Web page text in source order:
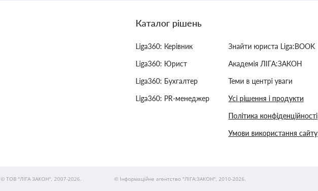
Каталог рішень
Liga360: Керівник
Liga360: Юрист
Liga360: Бухгалтер
Liga360: PR-менеджер
Знайти юриста Liga:BOOK
Академія ЛІГА:ЗАКОН
Теми в центрі уваги
Усі рішення і продукти
Політика конфіденційності
Умови використання сайту
© ТОВ "ЛІГА ЗАКОН", 2007-2026. © Інформаційне агентство "ЛІГА:ЗАКОН", 2010-2026.